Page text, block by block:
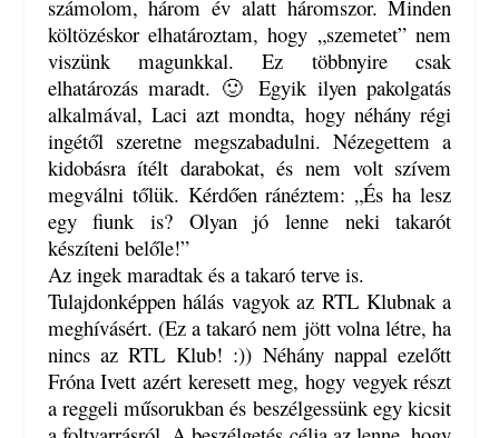
számolom, három év alatt háromszor. Minden
költözéskor elhatároztam, hogy „szemetet” nem
viszünk magunkkal. Ez többnyire csak
elhatározás maradt. 🙂 Egyik ilyen pakolgatás
alkalmával, Laci azt mondta, hogy néhány régi
ingétől szeretne megszabadulni. Nézegettem a
kidobásra ítélt darabokat, és nem volt szívem
megválni tőlük. Kérdően ránéztem: „És ha lesz
egy fiunk is? Olyan jó lenne neki takarót
készíteni belőle!”
Az ingek maradtak és a takaró terve is.
Tulajdonképpen hálás vagyok az RTL Klubnak a
meghívásért. (Ez a takaró nem jött volna létre, ha
nincs az RTL Klub! :)) Néhány nappal ezelőtt
Fróna Ivett azért keresett meg, hogy vegyek részt
a reggeli műsorukban és beszélgessünk egy kicsit